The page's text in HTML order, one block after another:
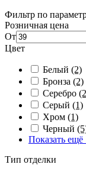
Фильтр по
Розничная цена
От
Цвет
Белый (2)
Бронза (2)
Серебро
Серый (1)
Хром (1)
Черный
Показать ещё
Тип отделки